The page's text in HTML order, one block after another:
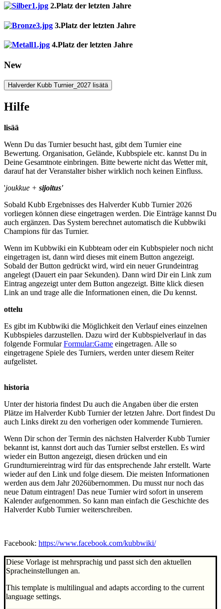
2.Platz der letzten Jahre
3.Platz der letzten Jahre
4.Platz der letzten Jahre
New
Halverder Kubb Turnier_2027 lisätä
Hilfe
lisää
Wenn Du das Turnier besucht hast, gibt dem Turnier eine
Bewertung. Organisation, Gelände, Kubbspiele etc. kannst Du in
Deine Gesamtnote einbringen. Bitte bewerte nicht das Wetter mit,
darauf hat der Veranstalter bisher wirklich noch keinen Einfluss.
'joukkue + sijoitus'
Sobald Kubb Ergebnisses des Halverder Kubb Turnier 2026
vorliegen können diese eingetragen werden. Die Einträge kannst Du
auch ergänzen. Das System berechnet automatisch die Kubbwiki
Champions für das Turnier.
Wenn im Kubbwiki ein Kubbteam oder ein Kubbspieler noch nicht
eingetragen ist, dann wird dieses mit einem Button angezeigt.
Sobald der Button gedrückt wird, wird ein neuer Grundeintrag
angelegt (Dauert ein paar Sekunden). Dann wird Dir ein Link zum
Eintrag angezeigt unter dem Button angezeigt. Bitte klick diesen
Link an und trage alle die Informationen einen, die Du kennst.
ottelu
Es gibt im Kubbwiki die Möglichkeit den Verlauf eines einzelnen
Kubbspieles darzustellen. Dazu wird der Kubbspielverlauf in das
folgende FormularFormular:Game eingetragen. Alle so
eingetragene Spiele des Turniers, werden unter diesem Reiter
aufgelistet.
historia
Unter der historia findest Du auch die Angaben über die ersten
Plätze im Halverder Kubb Turnier der letzten Jahre. Dort findest Du
auch Links direkt zu den vorherigen oder kommende Turnieren.
Wenn Dir schon der Termin des nächsten Halverder Kubb Turnier
bekannt ist, kannst dort auch das Turnier selbst erstellen. Es wird
wieder ein Button angezeigt, diesen drücken und ein
Grundturniereintrag wird für das entsprechende Jahr erstellt. Warte
wieder auf den Link und folge diesem. Die meisten Informationen
werden aus dem Jahr 2026übernommen. Du musst nur noch das
neue Datum eintragen! Das neue Turnier wird sofort in unserem
Kalender aufgenommen. So kann man einfach die Geschichte des
Halverder Kubb Turnier weiterschreiben.
Facebook: https://www.facebook.com/kubbwiki/
Diese Vorlage ist mehrsprachig und passt sich den aktuellen
Spracheinstellungen an.
This template is multilingual and adapts according to the current
language settings.